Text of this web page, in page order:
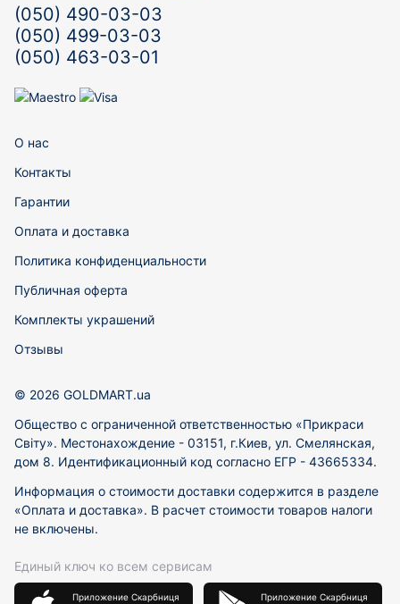
(050) 490-03-03
(050) 499-03-03
(050) 463-03-01
О нас
Контакты
Гарантии
Оплата и доставка
Политика конфиденциальности
Публичная оферта
Комплекты украшений
Отзывы
© 2026 GOLDMART.ua
Общество с ограниченной ответственностью «Прикраси
Світу». Местонахождение - 03151, г.Киев, ул. Смелянская,
дом 8. Идентификационный код согласно ЕГР - 43665334.
Информация о стоимости доставки содержится в разделе
«Оплата и доставка». В расчет стоимости товаров налоги
не включены.
Единый ключ ко всем сервисам
Приложение Скарбниця Приложение Скарбниця